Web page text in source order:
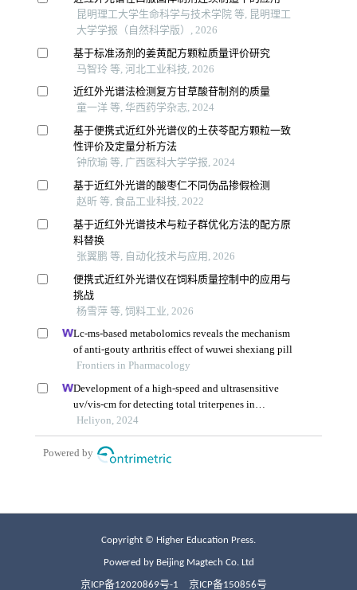
Copyright © Higher Education Press.
Powered by Beijing Magtech Co. Ltd
京ICP备12020869号-1 京ICP备150856号